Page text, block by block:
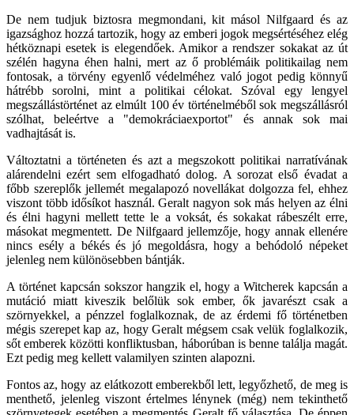
De nem tudjuk biztosra megmondani, kit másol Nilfgaard és az
igazsághoz hozzá tartozik, hogy az emberi jogok megsértéséhez elég
hétköznapi esetek is elegendőek. Amikor a rendszer sokakat az út
szélén hagyna éhen halni, mert az ő problémáik politikailag nem
fontosak, a törvény egyenlő védelméhez való jogot pedig könnyű
hátrébb sorolni, mint a politikai célokat. Szóval egy lengyel
megszállástörténet az elmúlt 100 év történelméből sok megszállásról
szólhat, beleértve a "demokráciaexportot" és annak sok mai
vadhajtását is.
Változtatni a történeten és azt a megszokott politikai narratívának
alárendelni ezért sem elfogadható dolog. A sorozat első évadat a
főbb szereplők jellemét megalapozó novellákat dolgozza fel, ehhez
viszont több idősíkot használ. Geralt nagyon sok más helyen az élni
és élni hagyni mellett tette le a voksát, és sokakat rábeszélt erre,
másokat megmentett. De Nilfgaard jellemzője, hogy annak ellenére
nincs esély a békés és jó megoldásra, hogy a behódoló népeket
jelenleg nem különösebben bántják.
A történet kapcsán sokszor hangzik el, hogy a Witcherek kapcsán a
mutáció miatt kiveszik belőlük sok ember, ők javarészt csak a
szörnyekkel, a pénzzel foglalkoznak, de az érdemi fő történetben
mégis szerepet kap az, hogy Geralt mégsem csak velük foglalkozik,
sőt emberek közötti konfliktusban, háborúban is benne találja magát.
Ezt pedig meg kellett valamilyen szinten alapozni.
Fontos az, hogy az elátkozott emberekből lett, legyőzhető, de meg is
menthető, jelenleg viszont értelmes lénynek (még) nem tekinthető